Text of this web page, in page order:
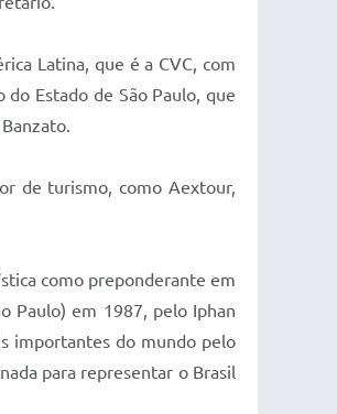
Latina, que é a CVC, com
Estado de São Paulo, que
de turismo, como Aextour,
como preponderante em
Paulo) em 1987, pelo Iphan
importantes do mundo pelo
para representar o Brasil